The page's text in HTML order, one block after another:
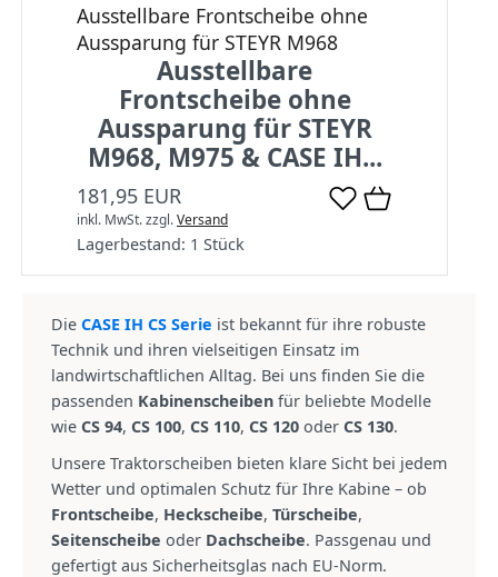
Ausstellbare Frontscheibe ohne
Aussparung für STEYR M968
Ausstellbare
Frontscheibe ohne
Aussparung für STEYR
M968, M975 & CASE IH...
181,95 EUR
inkl. MwSt.zzgl.Versand
Lagerbestand: 1 Stück
Die CASE IH CS Serie ist bekannt für ihre robuste
Technik und ihren vielseitigen Einsatz im
landwirtschaftlichen Alltag. Bei uns finden Sie die
passenden Kabinenscheiben für beliebte Modelle
wie CS 94, CS 100, CS 110, CS 120 oder CS 130.
Unsere Traktorscheiben bieten klare Sicht bei jedem
Wetter und optimalen Schutz für Ihre Kabine – ob
Frontscheibe, Heckscheibe, Türscheibe,
Seitenscheibe oder Dachscheibe. Passgenau und
gefertigt aus Sicherheitsglas nach EU-Norm.